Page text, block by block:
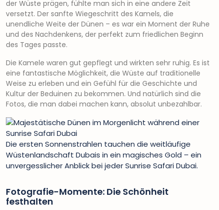
der Wüste prägen, fühlte man sich in eine andere Zeit
versetzt. Der sanfte Wiegeschritt des Kamels, die
unendliche Weite der Dünen – es war ein Moment der Ruhe
und des Nachdenkens, der perfekt zum friedlichen Beginn
des Tages passte.
Die Kamele waren gut gepflegt und wirkten sehr ruhig. Es ist
eine fantastische Möglichkeit, die Wüste auf traditionelle
Weise zu erleben und ein Gefühl für die Geschichte und
Kultur der Beduinen zu bekommen. Und natürlich sind die
Fotos, die man dabei machen kann, absolut unbezahlbar.
Die ersten Sonnenstrahlen tauchen die weitläufige
Wüstenlandschaft Dubais in ein magisches Gold – ein
unvergesslicher Anblick bei jeder Sunrise Safari Dubai.
Fotografie-Momente: Die Schönheit
festhalten